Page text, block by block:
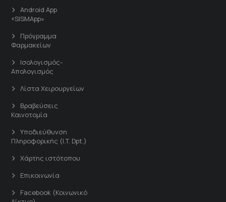
Android App
«SISMApp»
Πρόγραμμα
Φαρμακείων
Ισολογισμός-
Απολογισμός
Λίστα Χειρουργείων
Βραβεύσεις
Καινοτομία
Υποδιεύθυνση
Πληροφορικής (I.T. Dpt.)
Χάρτης ιστότοπου
Επικοινωνία
Facebook (Κοινωνικό